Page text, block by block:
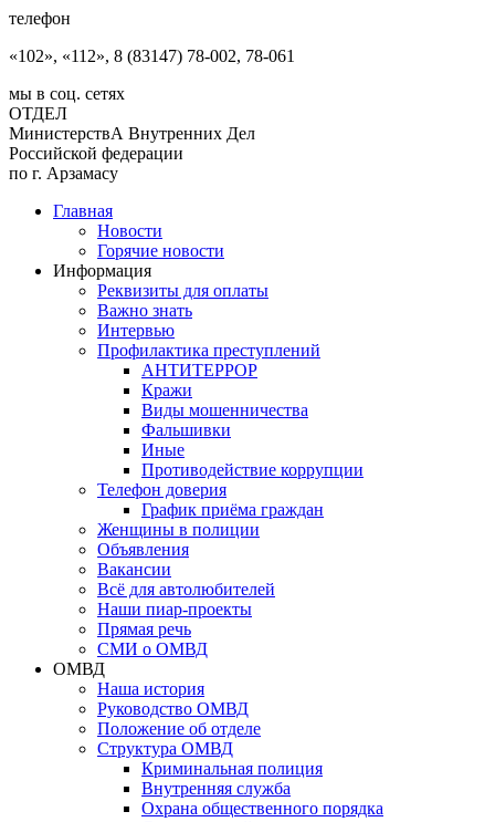
телефон
«102», «112», 8 (83147) 78-002, 78-061
мы в соц. сетях
ОТДЕЛ
МинистерствА Внутренних Дел
Российской федерации
по г. Арзамасу
Главная
Новости
Горячие новости
Информация
Реквизиты для оплаты
Важно знать
Интервью
Профилактика преступлений
АНТИТЕРРОР
Кражи
Виды мошенничества
Фальшивки
Иные
Противодействие коррупции
Телефон доверия
График приёма граждан
Женщины в полиции
Объявления
Вакансии
Всё для автолюбителей
Наши пиар-проекты
Прямая речь
СМИ о ОМВД
ОМВД
Наша история
Руководство ОМВД
Положение об отделе
Структура ОМВД
Криминальная полиция
Внутренняя служба
Охрана общественного порядка